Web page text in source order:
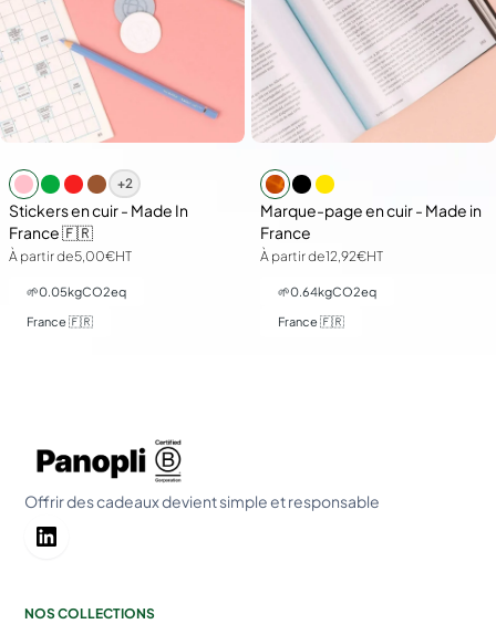
+2
Stickers en cuir - Made In
France 🇫🇷
À partir de5,00€HT
🌱0.05kgCO2eq
France 🇫🇷
Marque-page en cuir - Made in
France
À partir de12,92€HT
🌱0.64kgCO2eq
France 🇫🇷
Offrir des cadeaux devient simple et responsable
NOS COLLECTIONS